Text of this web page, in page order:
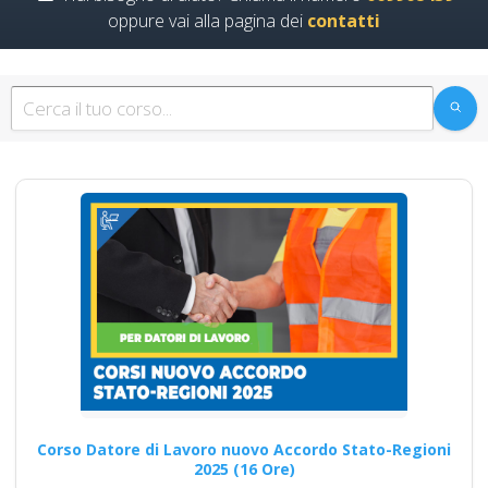
Corso Datore di
Regioni 2025:
Modifiche nel
modulo per
l'integrazione dei
rischi specifici
RSPP datore di lavoro: ruolo e
adempimenti nella gestione
della sicurezza corso…
Continua
oppure vai alla pagina dei contatti
Corso Datore di Lavoro nuovo Accordo Stato-Regioni
2025 (16 Ore)